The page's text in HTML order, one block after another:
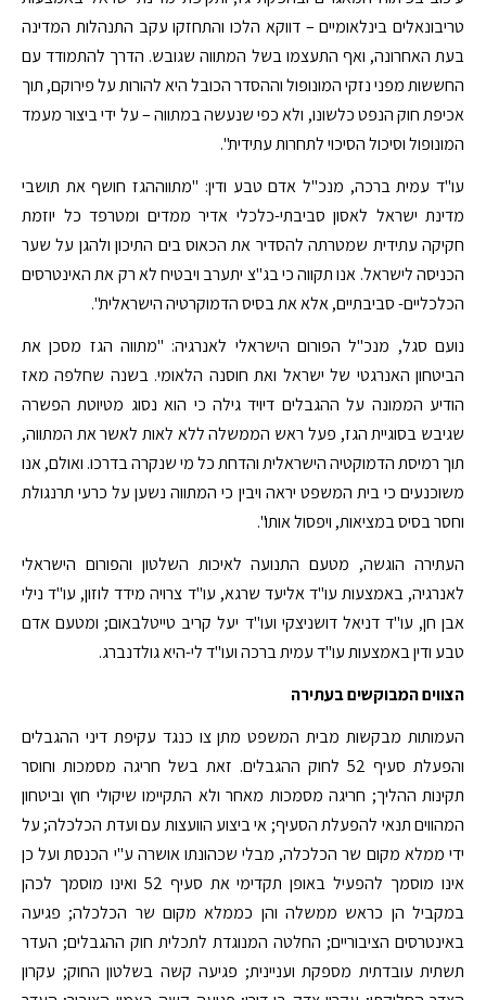
טריבונאלים בינלאומיים – דווקא הלכו והתחזקו עקב התנהלות המדינה
בעת האחרונה, ואף התעצמו בשל המתווה שגובש. הדרך להתמודד עם
החששות מפני נזקי המונופול וההסדר הכובל היא להורות על פירוקם, תוך
אכיפת חוק הנפט כלשונו, ולא כפי שנעשה במתווה – על ידי ביצור מעמד
המונופול וסיכול הסיכוי לתחרות עתידית".
עו"ד עמית ברכה, מנכ"ל אדם טבע ודין: "מתווההגז חושף את תושבי
מדינת ישראל לאסון סביבתי-כלכלי אדיר ממדים ומטרפד כל יוזמת
חקיקה עתידית שמטרתה להסדיר את הכאוס בים התיכון ולהגן על שער
הכניסה לישראל. אנו תקווה כי בג"צ יתערב ויבטיח לא רק את האינטרסים
הכלכליים- סביבתיים, אלא את בסיס הדמוקרטיה הישראלית".
נועם סגל, מנכ"ל הפורום הישראלי לאנרגיה: "מתווה הגז מסכן את
הביטחון האנרגטי של ישראל ואת חוסנה הלאומי. בשנה שחלפה מאז
הודיע הממונה על ההגבלים דיויד גילה כי הוא נסוג מטיוטת הפשרה
שגיבש בסוגיית הגז, פעל ראש הממשלה ללא לאות לאשר את המתווה,
תוך רמיסת הדמוקטיה הישראלית והדחת כל מי שנקרה בדרכו. ואולם, אנו
משוכנעים כי בית המשפט יראה ויבין כי המתווה נשען על כרעי תרנגולת
וחסר בסיס במציאות, ויפסול אותו".
העתירה הוגשה, מטעם התנועה לאיכות השלטון והפורום הישראלי
לאנרגיה, באמצעות עו"ד אליעד שרגא, עו"ד צרויה מידד לוזון, עו"ד נילי
אבן חן, עו"ד דניאל דושניצקי ועו"ד יעל קריב טייטלבאום; ומטעם אדם
טבע ודין באמצעות עו"ד עמית ברכה ועו"ד לי-היא גולדנברג.
הצווים המבוקשים בעתירה
העמותות מבקשות מבית המשפט מתן צו כנגד עקיפת דיני ההגבלים
והפעלת סעיף 52 לחוק ההגבלים. זאת בשל חריגה מסמכות וחוסר
תקינות ההליך; חריגה מסמכות מאחר ולא התקיימו שיקולי חוץ וביטחון
המהווים תנאי להפעלת הסעיף; אי ביצוע הוועצות עם ועדת הכלכלה; על
ידי ממלא מקום שר הכלכלה, מבלי שכהונתו אושרה ע"י הכנסת ועל כן
אינו מוסמך להפעיל באופן תקדימי את סעיף 52 ואינו מוסמך לכהן
במקביל הן כראש ממשלה והן כממלא מקום שר הכלכלה; פגיעה
באינטרסים הציבוריים; החלטה המנוגדת לתכלית חוק ההגבלים; העדר
תשתית עובדתית מספקת ועניינית; פגיעה קשה בשלטון החוק; עקרון